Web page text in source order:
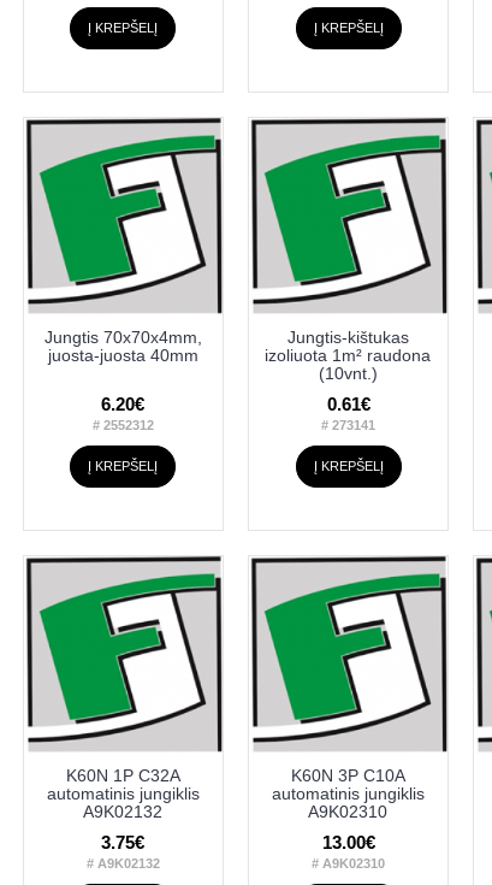
Į KREPŠELĮ Į KREPŠELĮ
Jungtis 70x70x4mm,
juosta-juosta 40mm
6.20€
# 2552312
Į KREPŠELĮ
Jungtis-kištukas
izoliuota 1m² raudona
(10vnt.)
0.61€
# 273141
Į KREPŠELĮ
K60N 1P C32A
automatinis jungiklis
A9K02132
3.75€
# A9K02132
K60N 3P C10A
automatinis jungiklis
A9K02310
13.00€
# A9K02310